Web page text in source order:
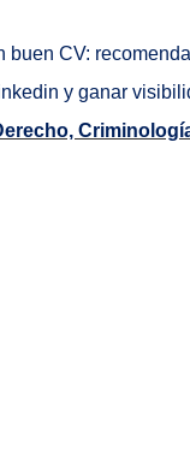
buen CV: r
y ganar